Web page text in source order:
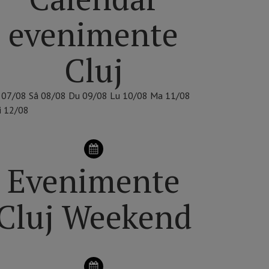
evenimente
Cluj
07/08 Sâ 08/08 Du 09/08 Lu 10/08 Ma 11/08
12/08
Evenimente
Weekend